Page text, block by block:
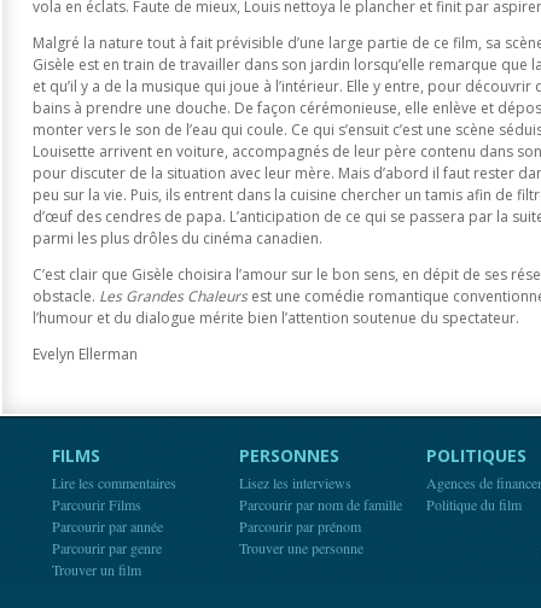
vola en éclats. Faute de mieux, Louis nettoya le plancher et finit par
Malgré la nature tout à fait prévisible d’une large partie de ce film, sa
Gisèle est en train de travailler dans son jardin lorsqu’elle remarque que
et qu’il y a de la musique qui joue à l’intérieur. Elle y entre, pour découvrir
bains à prendre une douche. De façon cérémonieuse, elle enlève et
monter vers le son de l’eau qui coule. Ce qui s’ensuit c’est une scène
Louisette arrivent en voiture, accompagnés de leur père contenu dans
pour discuter de la situation avec leur mère. Mais d’abord il faut rester
peu sur la vie. Puis, ils entrent dans la cuisine chercher un tamis afin de
d’œuf des cendres de papa. L’anticipation de ce qui se passera par la
parmi les plus drôles du cinéma canadien.
C’est clair que Gisèle choisira l’amour sur le bon sens, en dépit de ses
obstacle. Les Grandes Chaleursest une comédie romantique
l’humour et du dialogue mérite bien l’attention soutenue du spectateur.
Evelyn Ellerman
FILMS
Lire les commentaires
Parcourir Films
Parcourir par année
Parcourir par genre
Trouver un film
PERSONNES
Lisez les interviews
Parcourir par nom de famille
Parcourir par prénom
Trouver une personne
POLITIQUES
Agences de
Politique du film